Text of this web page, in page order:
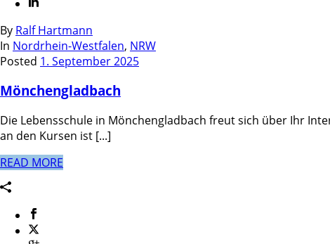
By Ralf Hartmann
In Nordrhein-Westfalen, NRW
Posted 1. September 2025
Mönchengladbach
Die Lebensschule in Mönchengladbach freut sich über Ihr
an den Kursen ist [...]
READ MORE